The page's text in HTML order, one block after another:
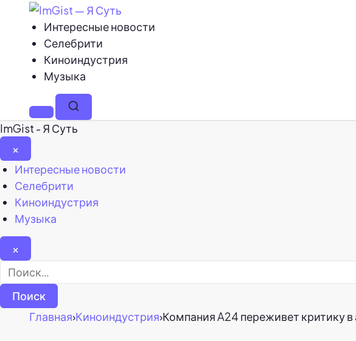
Интересные новости
Селебрити
Киноиндустрия
Музыка
МенюПоиск
ImGist - Я Суть
×
Закрыть
меню
Интересные новости
Селебрити
Киноиндустрия
Музыка
×
Найти:
Главная›Киноиндустрия›Компания A24 переживет критику